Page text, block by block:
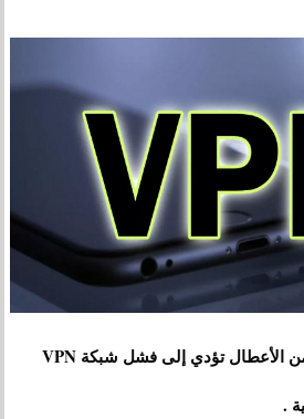
هناك ثلاث أنواع رئيسية من الأعطال تؤدي إلى فشل شبكة VPN
.